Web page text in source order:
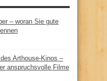
– woran Sie gute
Arthouse-Kinos –
anspruchsvolle Filme